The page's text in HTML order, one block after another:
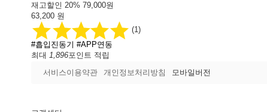
재고할인 20% 79,000원
63,200 원
(1)
#흡입진동기 #APP연동
최대 1,896포인트 적립
서비스이용약관
개인정보처리방침 모바일버전